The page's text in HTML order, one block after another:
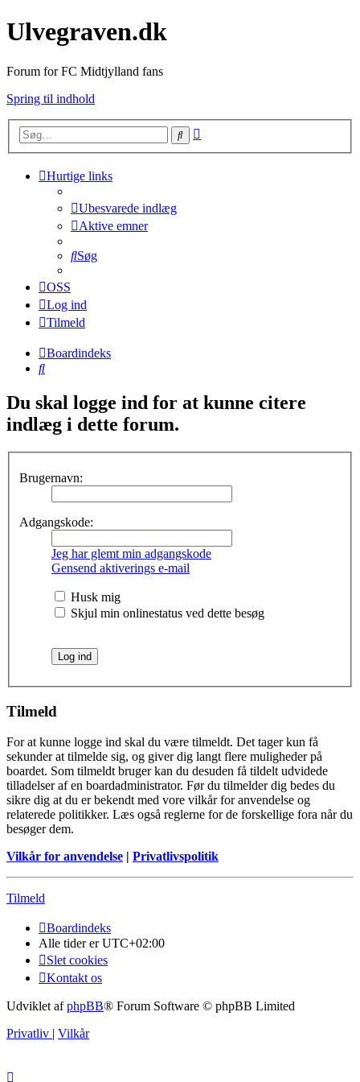
Ulvegraven.dk
Forum for FC Midtjylland fans
Spring til indhold
Søg
Hurtige links
Ubesvarede indlæg
Aktive emner
Søg
OSS
Log ind
Tilmeld
Boardindeks
Søg
Du skal logge ind for at kunne citere
indlæg i dette forum.
Brugernavn:
Adgangskode:
Jeg har glemt min adgangskode
Gensend aktiverings e-mail
Husk mig
Skjul min onlinestatus ved dette besøg
Tilmeld
For at kunne logge ind skal du være tilmeldt. Det tager kun få
sekunder at tilmelde sig, og giver dig langt flere muligheder på
boardet. Som tilmeldt bruger kan du desuden få tildelt udvidede
tilladelser af en boardadministrator. Før du tilmelder dig bedes du
sikre dig at du er bekendt med vore vilkår for anvendelse og
relaterede politikker. Læs også reglerne for de forskellige fora når du
besøger dem.
Vilkår for anvendelse | Privatlivspolitik
Tilmeld
Boardindeks
Alle tider erUTC+02:00
Slet cookies
Kontakt os
Udviklet afphpBB® Forum Software © phpBB Limited
Privatliv | Vilkår